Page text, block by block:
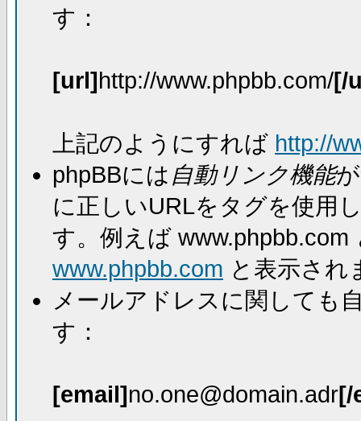
す：
[url]http://www.phpbb.com/[/
上記のようにすれば http://
phpBBには 自動リンク機能
に正しいURLをタグを使用
す。例えば
www.phpbb.com と表示され
メールアドレスに関しても
す：
[email]no.one@domain.adr[/